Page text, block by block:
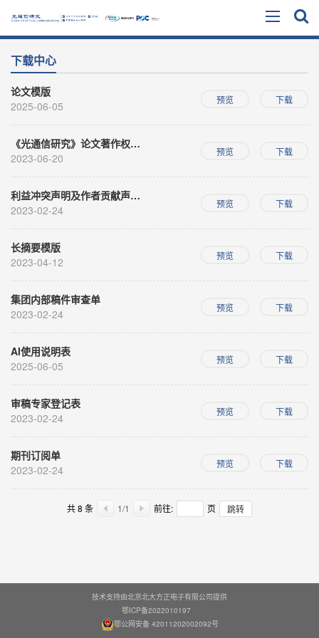
下载中心
论文模版
2025-06-05
预览 下载
《光通信研究》论文著作权转让协议
2023-06-20
预览 下载
利益冲突声明及作者贡献声明表
2023-02-24
预览 下载
长摘要模版
2023-04-12
预览 下载
集团内部稿件审查单
2023-02-24
预览 下载
AI使用说明表
2025-06-05
预览 下载
审稿专家登记表
2023-02-24
预览 下载
期刊订阅单
2023-02-24
预览 下载
共8 条 1/1 前往: 页 跳转
技术支持由北京北大方正电子有限公司提供
鄂ICP备2022010197
鄂公网安备 42011202002092号